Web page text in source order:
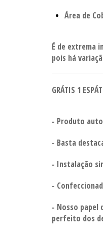
Área de
É de extrema
pois há
GRÁTIS 1
- Produto
- Basta
- Instalação
-
- Nosso papel
perfeito dos